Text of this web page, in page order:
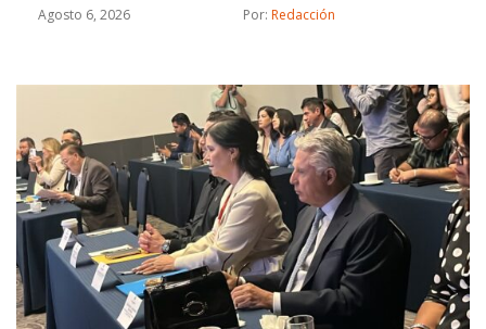
Agosto 6, 2026 Por: Redacción